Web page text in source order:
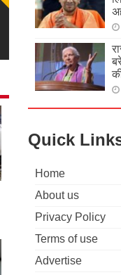
Quick
Home
About us
Privacy Policy
Terms of use
Advertise